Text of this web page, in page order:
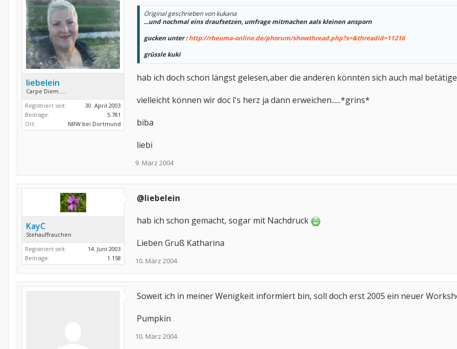
liebelein
Carpe Diem.....
Registriert seit:
30. April 2003
Beiträge:
5.781
Ort:
NRW bei Dortmund
Original geschrieben von kukana
...und nochmal eins draufsetzen, umfrage mitmachen aals kleinen ansporn
gucken unter :http://rheuma-online.de/phorum/showthread.php?s=&threadid=11216
grüssle kuki
hab ich doch schon längst gelesen,aber die anderen könnten sich auch mal
vielleicht können wir doc l's herz ja dann erweichen......*grins*
biba
liebi
9. März 2004
KayC
Stehauffrauchen
Registriert seit:
14. Juni 2003
Beiträge:
1.158
@liebelein
hab ich schon gemacht, sogar mit Nachdruck
Lieben Gruß Katharina
10. März 2004
Soweit ich in meiner Wenigkeit informiert bin, soll doch erst 2005 ein neuer
Pumpkin
10. März 2004